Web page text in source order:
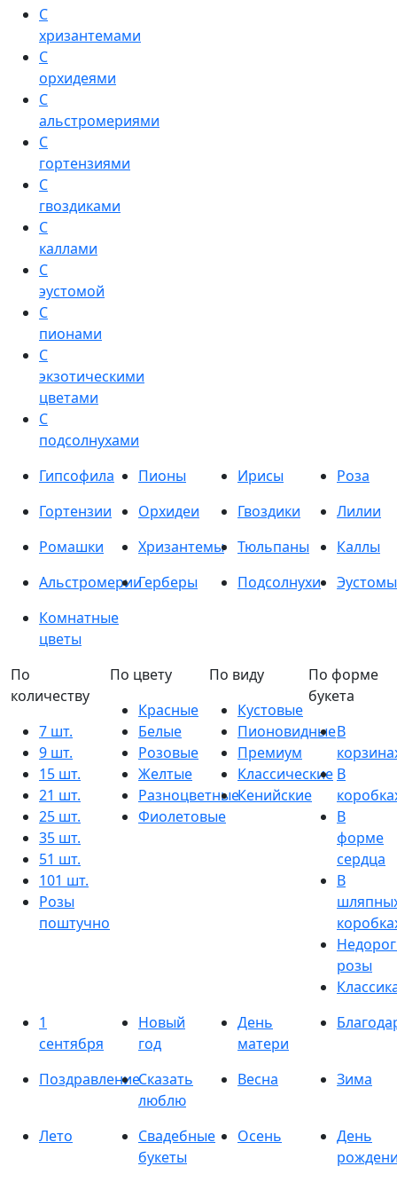
С
хризантемами
С
орхидеями
С
альстромериями
С
гортензиями
С
гвоздиками
С
каллами
С
эустомой
С
пионами
С
экзотическими
цветами
С
подсолнухами
Гипсофила
Пионы Ирисы
Роза
Гортензии
Орхидеи Гвоздики
Лилии
Ромашки
Хризантемы Тюльпаны
Каллы
АльстромерииГерберы Подсолнухи
Эустомы
Комнатные
цветы
По
количеству
7 шт.
9 шт.
15 шт.
21 шт.
25 шт.
35 шт.
51 шт.
101 шт.
Розы
поштучно
По цвету
Красные
Белые
Розовые
Желтые
Разноцветные
Фиолетовые
По виду
Кустовые
Пионовидные
Премиум
Классические
Кенийские
По форме
букета
В
В
В
форме
сердца
В
розы
1
сентября
Новый
год
День
матери
ПоздравлениеСказать
люблю
Весна Зима
Лето
Свадебные
букеты
Осень
День